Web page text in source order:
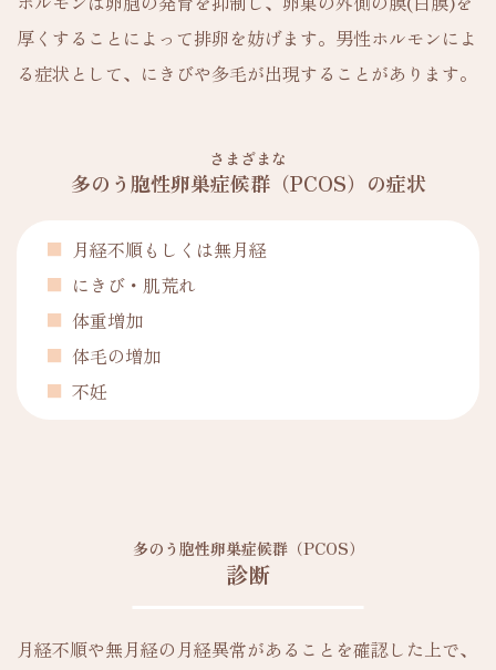
厚くすることによって排卵を妨げます。男性ホルモンによ
る症状として、にきびや多毛が出現することがあります。
さまざまな
多のう胞性卵巣症候群（PCOS）の症状
月経不順もしくは無月経
にきび・肌荒れ
体重増加
体毛の増加
不妊
多のう胞性卵巣症候群（PCOS）
診断
月経不順や無月経の月経異常があることを確認した上で、